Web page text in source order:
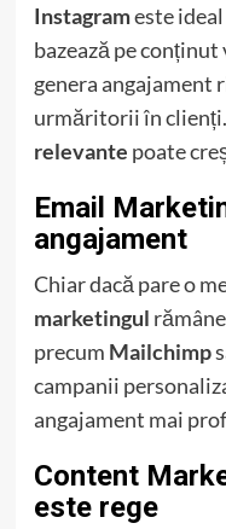
Instagrameste ideal
bazează pe
genera
urmăritorii în
relevante poate
Email
angajament
Chiar dacă pare o
marketingul
precum Mailchimp
campanii
angajament mai
Content
este rege